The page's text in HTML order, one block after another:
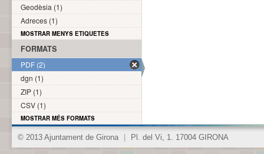
Geodèsia (1)
Adreces (1)
MOSTRAR MENYS ETIQUETES
FORMATS
PDF (2)
dgn (1)
ZIP (1)
CSV (1)
MOSTRAR MÉS FORMATS
© 2013 Ajuntament de Girona Pl. del Vi, 1. 17004 GIRONA